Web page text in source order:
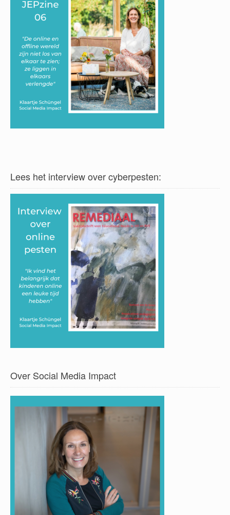
Lees het interview over cyberpesten:
Over Social Media Impact